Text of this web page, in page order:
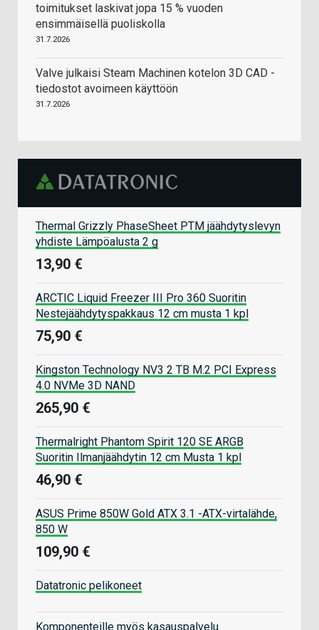
toimitukset laskivat jopa 15 % vuoden
ensimmäisellä puoliskolla
31.7.2026
Valve julkaisi Steam Machinen kotelon 3D CAD -
tiedostot avoimeen käyttöön
31.7.2026
Thermal Grizzly PhaseSheet PTM jäähdytyslevyn
yhdiste Lämpöalusta 2 g
13,90 €
ARCTIC Liquid Freezer III Pro 360 Suoritin
Nestejäähdytyspakkaus 12 cm musta 1 kpl
75,90 €
Kingston Technology NV3 2 TB M.2 PCI Express
4.0 NVMe 3D NAND
265,90 €
Thermalright Phantom Spirit 120 SE ARGB
Suoritin Ilmanjäähdytin 12 cm Musta 1 kpl
46,90 €
ASUS Prime 850W Gold ATX 3.1 -ATX-virtalähde,
850 W
109,90 €
Datatronic pelikoneet
Komponenteille myös kasauspalvelu